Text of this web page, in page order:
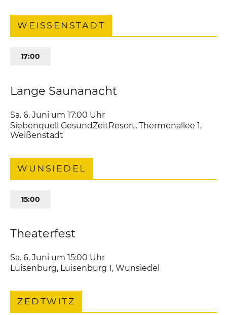
WEISSENSTADT
17:00
Lange Saunanacht
Sa. 6. Juni um 17:00 Uhr
Siebenquell GesundZeitResort,Thermenallee 1
Weißenstadt
WUNSIEDEL
15:00
Theaterfest
Sa. 6. Juni um 15:00 Uhr
Luisenburg, Luisenburg 1 Wunsiedel
ZEDTWITZ